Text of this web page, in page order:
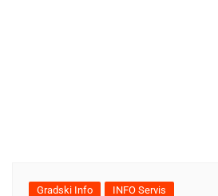
Gradski Info INFO Servis